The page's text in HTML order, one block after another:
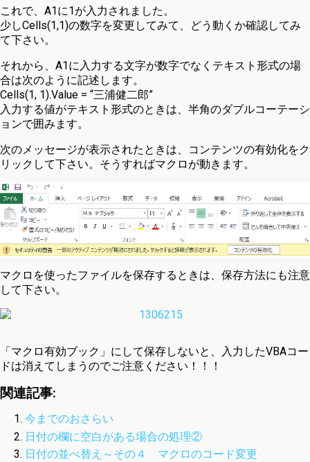
これで、A1に1が入力されました。
少しCells(1,1)の数字を変更してみて、どう動くか確認してみ
て下さい。
それから、A1に入力する文字が数字でなくテキスト形式の場
合は次のように記述します。
Cells(1, 1).Value = “三浦健二郎”
入力する値がテキスト形式のときは、半角のダブルコーテーシ
ョンで囲みます。
次のメッセージが表示されたときは、コンテンツの有効化をク
リックして下さい。そうすればマクロが動きます。
マクロを使ったファイルを保存するときは、保存方法にも注意
して下さい。
「マクロ有効ブック」にして保存しないと、入力したVBAコー
ドは消えてしまうのでご注意ください！！！
関連記事:
今までのおさらい
日付の欄に空白がある場合の処理②
日付の並べ替え～その４ マクロのコード変更